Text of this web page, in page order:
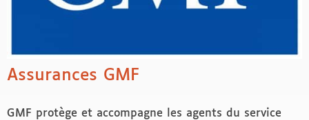
Assurances GMF
GMF protège et accompagne les agents du service